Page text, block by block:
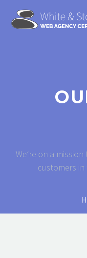
We’re on a
customers